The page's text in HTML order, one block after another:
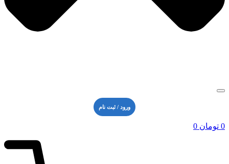
ورود / ثبت نام
0 تومان 0